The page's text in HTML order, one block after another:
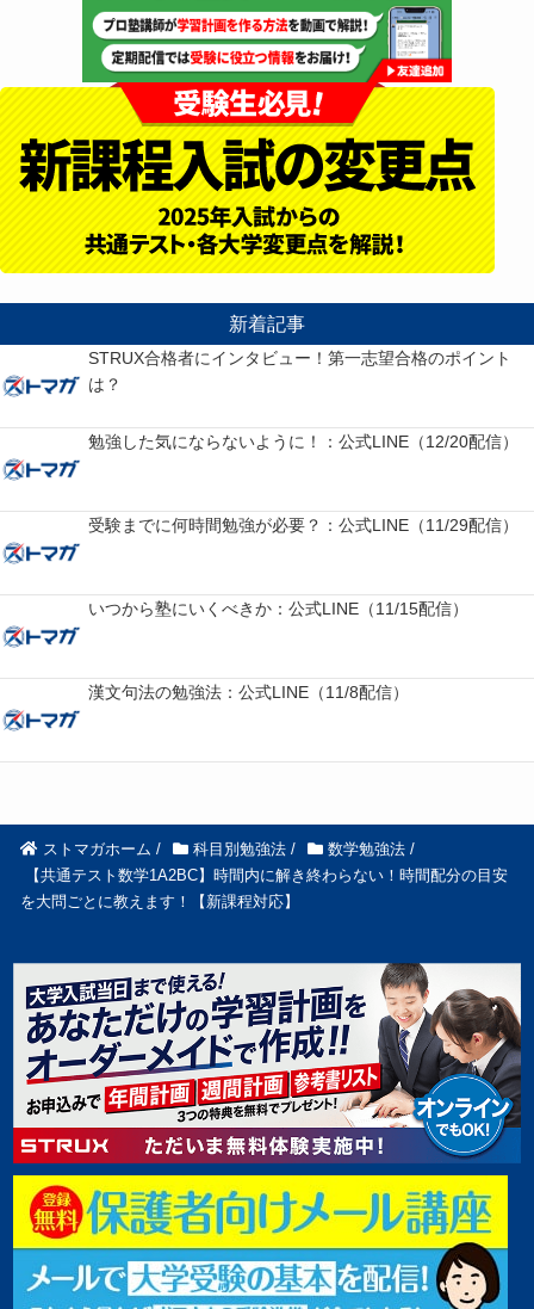
新着記事
STRUX合格者にインタビュー！第一志望合格のポイント
は？
勉強した気にならないように！：公式LINE（12/20配信）
受験までに何時間勉強が必要？：公式LINE（11/29配信）
いつから塾にいくべきか：公式LINE（11/15配信）
漢文句法の勉強法：公式LINE（11/8配信）
ストマガホーム / 科目別勉強法 / 数学勉強法 /
【共通テスト数学1A2BC】時間内に解き終わらない！時間配分の目安
を大問ごとに教えます！【新課程対応】